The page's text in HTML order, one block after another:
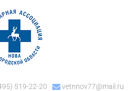
519-22-20 vetnnov77@mail.ru